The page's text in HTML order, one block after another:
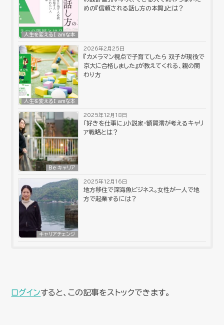
人生を変えるI amな本
めの『信頼される話し方の本質』とは？
人生を変えるI amな本
2026年2月25日
『カメラマン視点で子育てしたら 双子が現役で
京大に合格しました』が教えてくれる、親の関
わり方
Be キャリア
2025年12月18日
「好きを仕事に」小説家・額賀澪が考えるキャリ
ア戦略とは？
キャリアチェンジ
2025年12月16日
地方移住で深海魚ビジネス。女性が一人で地
方で起業するには？
ログインすると、この記事をストックできます。